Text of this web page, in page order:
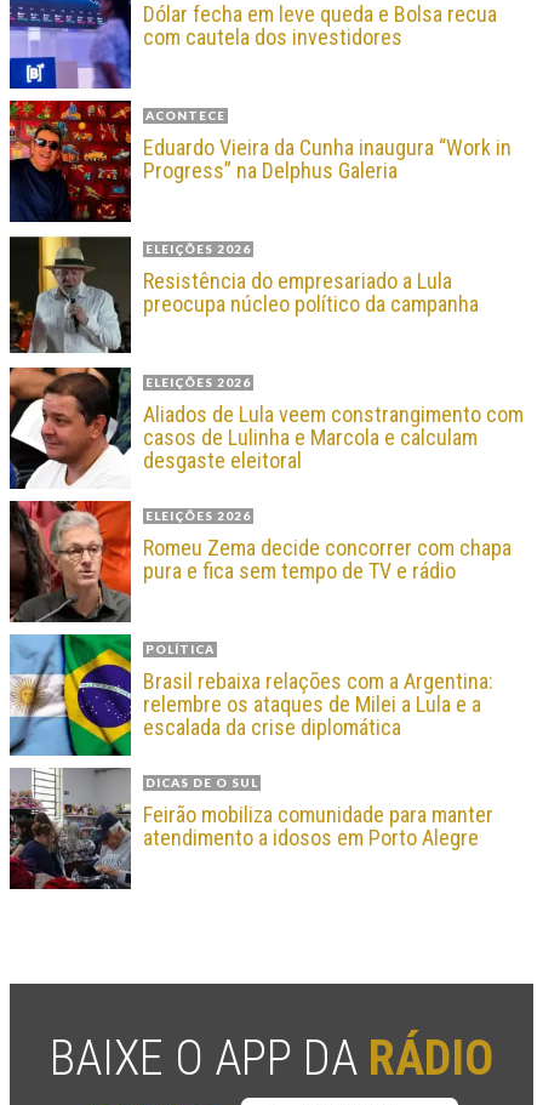
Dólar fecha em leve queda e Bolsa recua
com cautela dos investidores
ACONTECE
Eduardo Vieira da Cunha inaugura “Work in
Progress” na Delphus Galeria
ELEIÇÕES 2026
Resistência do empresariado a Lula
preocupa núcleo político da campanha
ELEIÇÕES 2026
Aliados de Lula veem constrangimento com
casos de Lulinha e Marcola e calculam
desgaste eleitoral
ELEIÇÕES 2026
Romeu Zema decide concorrer com chapa
pura e fica sem tempo de TV e rádio
POLÍTICA
Brasil rebaixa relações com a Argentina:
relembre os ataques de Milei a Lula e a
escalada da crise diplomática
DICAS DE O SUL
Feirão mobiliza comunidade para manter
atendimento a idosos em Porto Alegre
BAIXE O APP DA RÁDIO